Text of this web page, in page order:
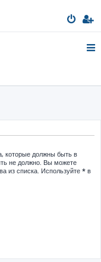
которые должны быть в
не должно. Вы можете
из списка. Используйте * в